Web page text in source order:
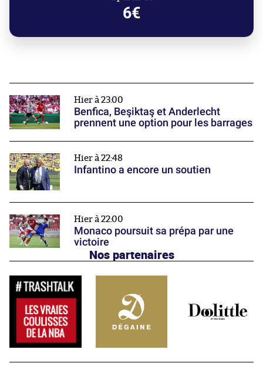
6€
Hier à 23:00
Benfica, Beşiktaş et Anderlecht
prennent une option pour les barrages
Hier à 22:48
Infantino a encore un soutien
Hier à 22:00
Monaco poursuit sa prépa par une
victoire
Nos partenaires